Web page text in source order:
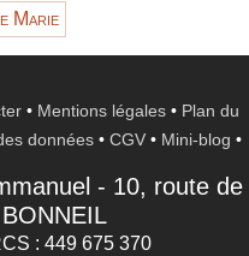
Marie
• Mentions légales • Plan du
données • CGV • Mini-blog •
- 10, route de
BONNEIL
: 449 675 370